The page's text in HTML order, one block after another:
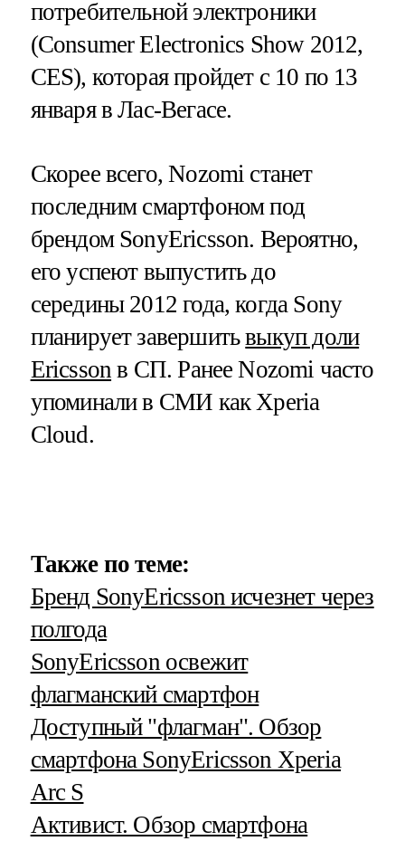
потребительной электроники
(Consumer Electronics Show 2012,
CES), которая пройдет с 10 по 13
января в Лас-Вегасе.
Скорее всего, Nozomi станет
последним смартфоном под
брендом SonyEricsson. Вероятно,
его успеют выпустить до
середины 2012 года, когда Sony
планирует завершитьвыкуп доли
Ericsson в СП. Ранее Nozomi часто
упоминали в СМИ как Xperia
Cloud.
Также по теме:
Бренд SonyEricsson исчезнет через
полгода
SonyEricsson освежит
флагманский смартфон
Доступный "флагман". Обзор
смартфона SonyEricsson Xperia
Arc S
Активист. Обзор смартфона